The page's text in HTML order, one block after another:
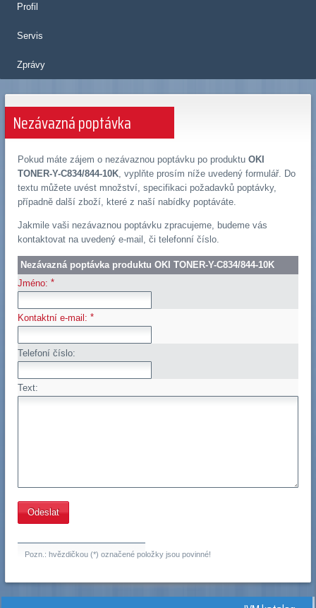
Profil
Servis
Zprávy
Nezávazná poptávka
Pokud máte zájem o nezávaznou poptávku po produktu OKI
TONER-Y-C834/844-10K, vyplňte prosím níže uvedený formulář. Do
textu můžete uvést množství, specifikaci požadavků poptávky,
případně další zboží, které z naší nabídky poptáváte.
Jakmile vaši nezávaznou poptávku zpracujeme, budeme vás
kontaktovat na uvedený e-mail, či telefonní číslo.
Nezávazná poptávka produktu OKI TONER-Y-C834/844-10K
Jméno: *
Kontaktní e-mail: *
Telefoní číslo:
Text:
Pozn.: hvězdičkou (*) označené položky jsou povinné!